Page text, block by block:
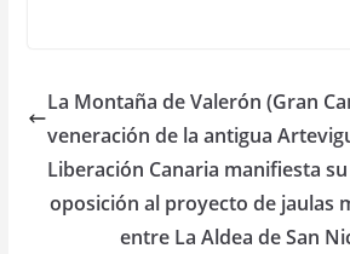
La Montaña de Valerón (Gran
veneración de la antigua
Liberación Canaria manifiesta
oposición al proyecto de jaulas
entre La Aldea de San